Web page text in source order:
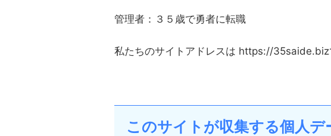
管理者：３５歳で勇者に転職
私たちのサイトアドレスは https://35saide.biz
このサイトが収集する個人デ